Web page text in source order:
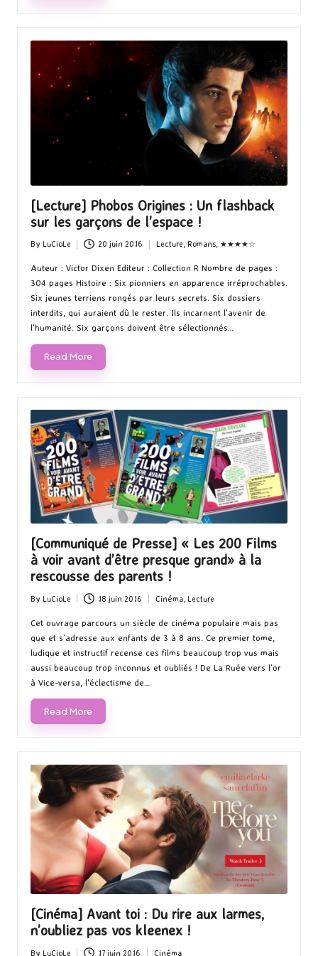
[Lecture] Phobos Origines : Un flashback
sur les garçons de l’espace !
Posted
by
By LuCioLe 20 juin 2016
in
Lecture, Romans, ★★★★☆
Auteur : Victor Dixen Editeur : Collection R Nombre de pages :
304 pages Histoire : Six pionniers en apparence irréprochables.
Six jeunes terriens rongés par leurs secrets. Six dossiers
interdits, qui auraient dû le rester. Ils incarnent l'avenir de
l'humanité. Six garçons doivent être sélectionnés…
Read More
[Communiqué de Presse] « Les 200 Films
à voir avant d’être presque grand» à la
rescousse des parents !
Posted
by
By LuCioLe 18 juin 2016
Posted
Cinéma, Lecture
Cet ouvrage parcours un siècle de cinéma populaire mais pas
que et s’adresse aux enfants de 3 à 8 ans. Ce premier tome,
ludique et instructif recense ces films beaucoup trop vus mais
aussi beaucoup trop inconnus et oubliés ! De La Ruée vers l’or
à Vice-versa, l'éclectisme de…
Read More
[Cinéma] Avant toi : Du rire aux larmes,
n’oubliez pas vos kleenex !
By LuCioLe 17 juin 2016 Cinéma